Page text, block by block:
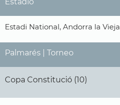
Estadi National, Andorra la Vieja
Palmarés | Torneo
Copa Constitució (10)